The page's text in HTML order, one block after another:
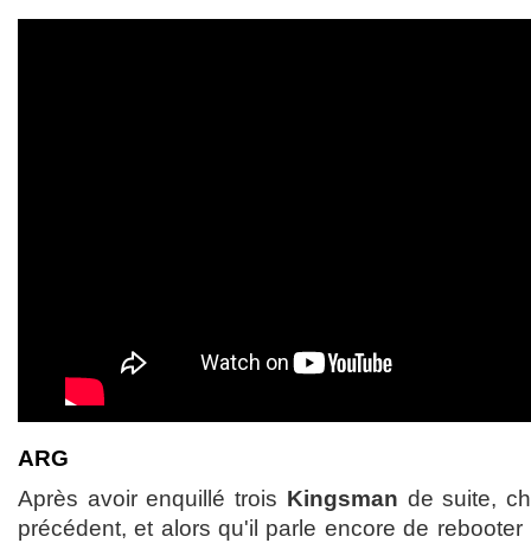
ARG
Après avoir enquillé trois Kingsman de suite,
précédent, et alors qu'il parle encore de rebooter